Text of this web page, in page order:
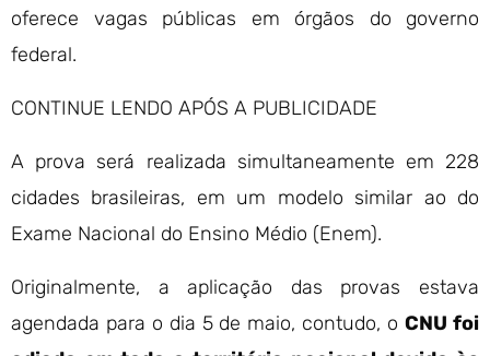
oferece vagas públicas em órgãos do governo
federal.
CONTINUE LENDO APÓS A PUBLICIDADE
A prova será realizada simultaneamente em 228
cidades brasileiras, em um modelo similar ao do
Exame Nacional do Ensino Médio (Enem).
Originalmente, a aplicação das provas estava
agendada para o dia 5 de maio, contudo, oCNU foi